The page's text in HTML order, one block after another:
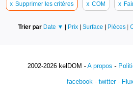
x Supprimer les critères x COM x
Trier par Date ▼ | Prix | Surface | Pièces |
2002-2026 kelDOM - A propos -
facebook- twitter-